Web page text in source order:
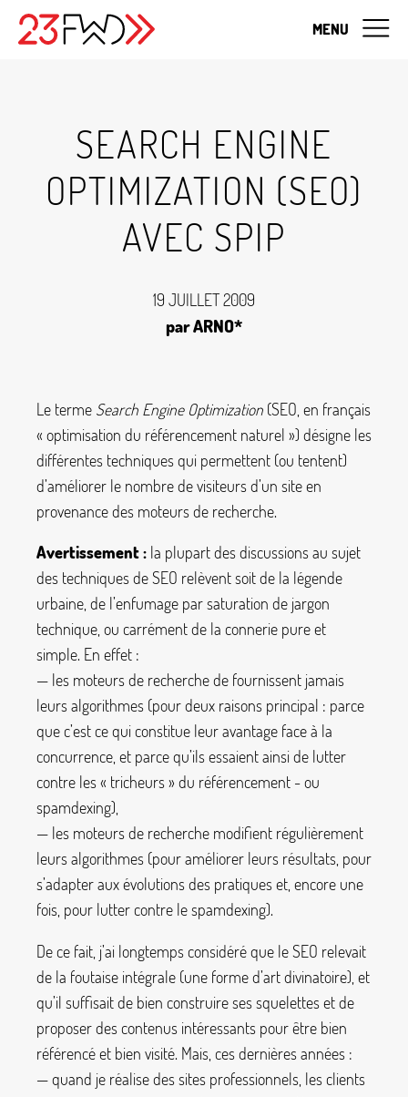
MENU
SEARCH ENGINE
OPTIMIZATION (SEO)
AVEC SPIP
19 JUILLET 2009
par ARNO*
Le terme Search Engine Optimization (SEO, en français
« optimisation du référencement naturel ») désigne les
différentes techniques qui permettent (ou tentent)
d’améliorer le nombre de visiteurs d’un site en
provenance des moteurs de recherche.
Avertissement : la plupart des discussions au sujet
des techniques de SEO relèvent soit de la légende
urbaine, de l’enfumage par saturation de jargon
technique, ou carrément de la connerie pure et
simple. En effet :
— les moteurs de recherche de fournissent jamais
leurs algorithmes (pour deux raisons principal : parce
que c’est ce qui constitue leur avantage face à la
concurrence, et parce qu’ils essaient ainsi de lutter
contre les « tricheurs» du référencement - ou
spamdexing),
— les moteurs de recherche modifient régulièrement
leurs algorithmes (pour améliorer leurs résultats, pour
s’adapter aux évolutions des pratiques et, encore une
fois, pour lutter contre le spamdexing).
De ce fait, j’ai longtemps considéré que le SEO relevait
de la foutaise intégrale (une forme d’art divinatoire), et
qu’il suffisait de bien construire ses squelettes et de
proposer des contenus intéressants pour être bien
référencé et bien visité. Mais, ces dernières années :
— quand je réalise des sites professionnels, les clients